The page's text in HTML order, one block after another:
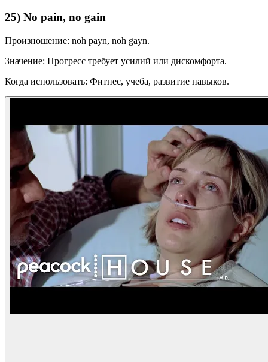
25) No pain, no gain
Произношение: noh payn, noh gayn.
Значение: Прогресс требует усилий или дискомфорта.
Когда использовать: Фитнес, учеба, развитие навыков.